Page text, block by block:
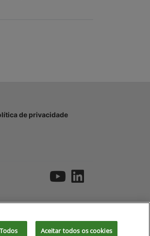
de privacidade
Aceitar todos os cookies